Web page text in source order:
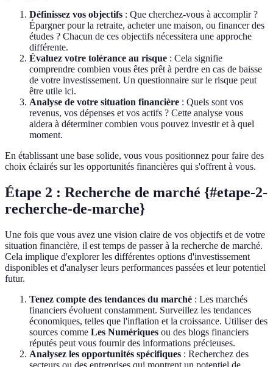
Définissez vos objectifs : Que cherchez-vous à accomplir ?
Épargner pour la retraite, acheter une maison, ou financer des
études ? Chacun de ces objectifs nécessitera une approche
différente.
Évaluez votre tolérance au risque : Cela signifie
comprendre combien vous êtes prêt à perdre en cas de baisse
de votre investissement. Un questionnaire sur le risque peut
être utile ici.
Analyse de votre situation financière : Quels sont vos
revenus, vos dépenses et vos actifs ? Cette analyse vous
aidera à déterminer combien vous pouvez investir et à quel
moment.
En établissant une base solide, vous vous positionnez pour faire des
choix éclairés sur les opportunités financières qui s'offrent à vous.
Étape 2 : Recherche de marché {#etape-2-
recherche-de-marche}
Une fois que vous avez une vision claire de vos objectifs et de votre
situation financière, il est temps de passer à la recherche de marché.
Cela implique d'explorer les différentes options d'investissement
disponibles et d'analyser leurs performances passées et leur potentiel
futur.
Tenez compte des tendances du marché : Les marchés
financiers évoluent constamment. Surveillez les tendances
économiques, telles que l'inflation et la croissance. Utiliser des
sources comme Les Numériques ou des blogs financiers
réputés peut vous fournir des informations précieuses.
Analysez les opportunités spécifiques : Recherchez des
secteurs ou des entreprises qui montrent un potentiel de